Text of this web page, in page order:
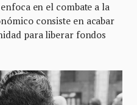
en el combate a la
consiste en acabar
para liberar fondos